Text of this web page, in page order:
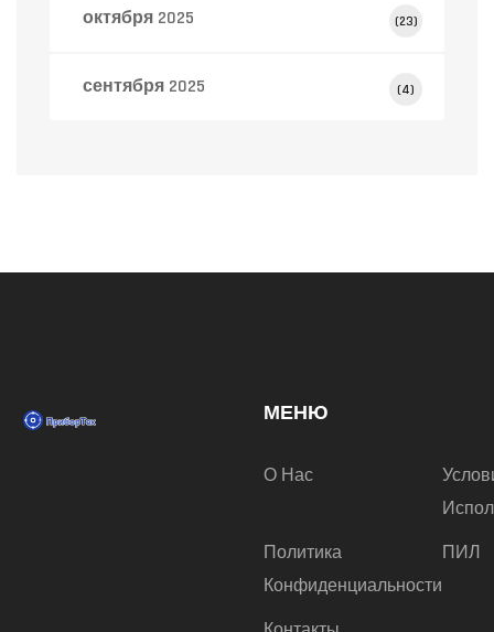
октября 2025 (23)
сентября 2025 (4)
МЕНЮ
О Нас
Политика
Конфиденциальности
ПИЛ